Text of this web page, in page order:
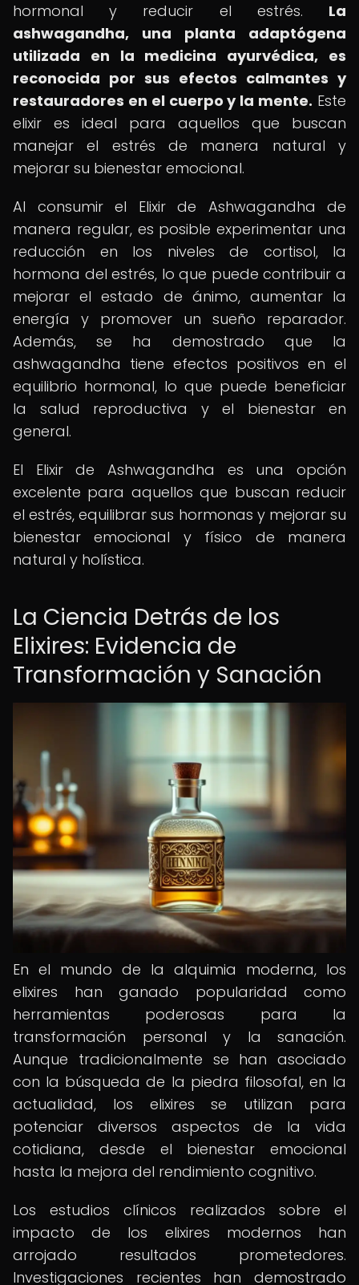
hormonal y reducir el estrés. La
ashwagandha, una planta adaptógena
utilizada en la medicina ayurvédica, es
reconocida por sus efectos calmantes y
restauradores en el cuerpo y la mente. Este
elixir es ideal para aquellos que buscan
manejar el estrés de manera natural y
mejorar su bienestar emocional.
Al consumir el Elixir de Ashwagandha de
manera regular, es posible experimentar una
reducción en los niveles de cortisol, la
hormona del estrés, lo que puede contribuir a
mejorar el estado de ánimo, aumentar la
energía y promover un sueño reparador.
Además, se ha demostrado que la
ashwagandha tiene efectos positivos en el
equilibrio hormonal, lo que puede beneficiar
la salud reproductiva y el bienestar en
general.
El Elixir de Ashwagandha es una opción
excelente para aquellos que buscan reducir
el estrés, equilibrar sus hormonas y mejorar su
bienestar emocional y físico de manera
natural y holística.
La Ciencia Detrás de los
Elixires: Evidencia de
Transformación y Sanación
En el mundo de la alquimia moderna, los
elixires han ganado popularidad como
herramientas poderosas para la
transformación personal y la sanación.
Aunque tradicionalmente se han asociado
con la búsqueda de la piedra filosofal, en la
actualidad, los elixires se utilizan para
potenciar diversos aspectos de la vida
cotidiana, desde el bienestar emocional
hasta la mejora del rendimiento cognitivo.
Los estudios clínicos realizados sobre el
impacto de los elixires modernos han
arrojado resultados prometedores.
Investigaciones recientes han demostrado